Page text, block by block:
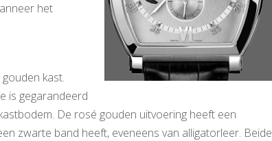
het
kast.
is gegarandeerd
De rosé gouden uitvoering heeft een
zwarte band heeft, eveneens van alligatorleer. Beide